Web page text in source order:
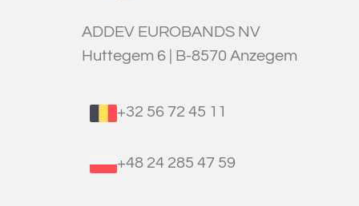
ADDEV EUROBANDS NV
Huttegem 6 | B-8570 Anzegem
+32 56 72 45 11
+48 24 285 47 59